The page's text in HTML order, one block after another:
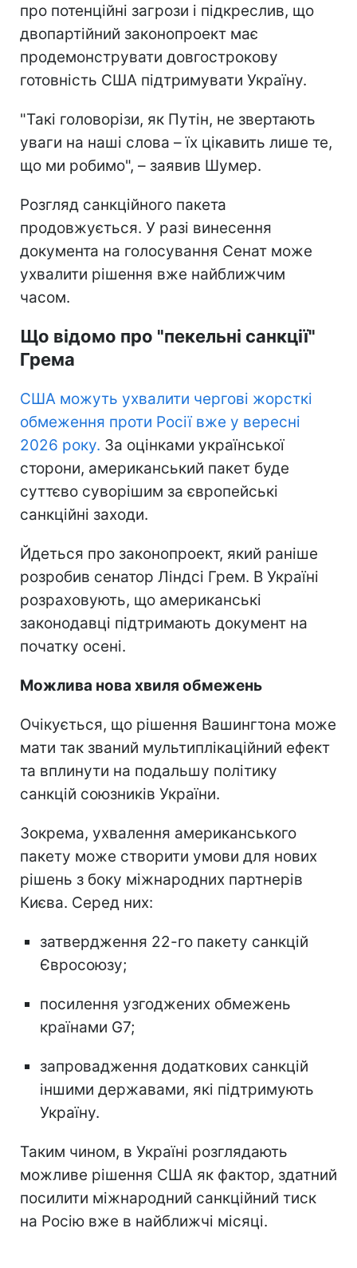
про потенційні загрози і підкреслив, що
двопартійний законопроект має
продемонструвати довгострокову
готовність США підтримувати Україну.
"Такі головорізи, як Путін, не звертають
уваги на наші слова – їх цікавить лише те,
що ми робимо", – заявив Шумер.
Розгляд санкційного пакета
продовжується. У разі винесення
документа на голосування Сенат може
ухвалити рішення вже найближчим
часом.
Що відомо про "пекельні санкції"
Грема
США можуть ухвалити чергові жорсткі
обмеження проти Росії вже у вересні
2026 року. За оцінками української
сторони, американський пакет буде
суттєво суворішим за європейські
санкційні заходи.
Йдеться про законопроект, який раніше
розробив сенатор Ліндсі Грем. В Україні
розраховують, що американські
законодавці підтримають документ на
початку осені.
Можлива нова хвиля обмежень
Очікується, що рішення Вашингтона може
мати так званий мультиплікаційний ефект
та вплинути на подальшу політику
санкцій союзників України.
Зокрема, ухвалення американського
пакету може створити умови для нових
рішень з боку міжнародних партнерів
Києва. Серед них:
затвердження 22-го пакету санкцій
Євросоюзу;
посилення узгоджених обмежень
країнами G7;
запровадження додаткових санкцій
іншими державами, які підтримують
Україну.
Таким чином, в Україні розглядають
можливе рішення США як фактор, здатний
посилити міжнародний санкційний тиск
на Росію вже в найближчі місяці.